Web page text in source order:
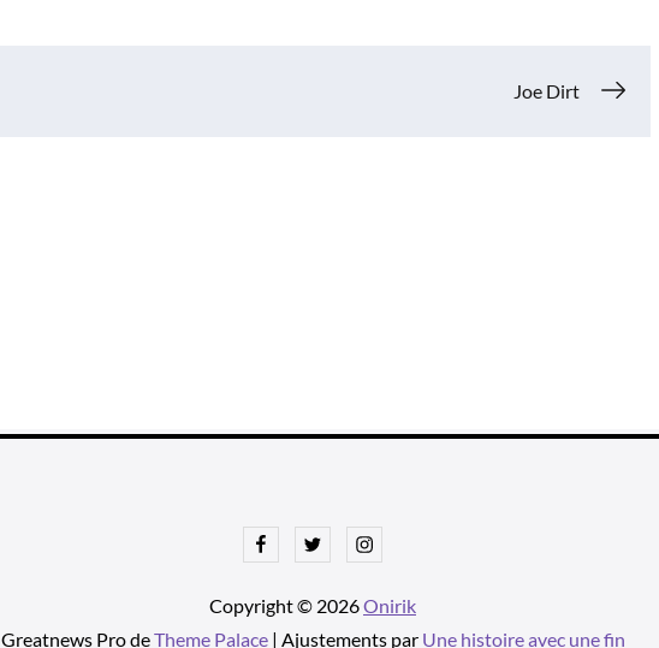
Joe Dirt
FacebookTwitterInstagram
Copyright © 2026Onirik
Greatnews Pro deTheme Palace| Ajustements par Une histoire avec une fin